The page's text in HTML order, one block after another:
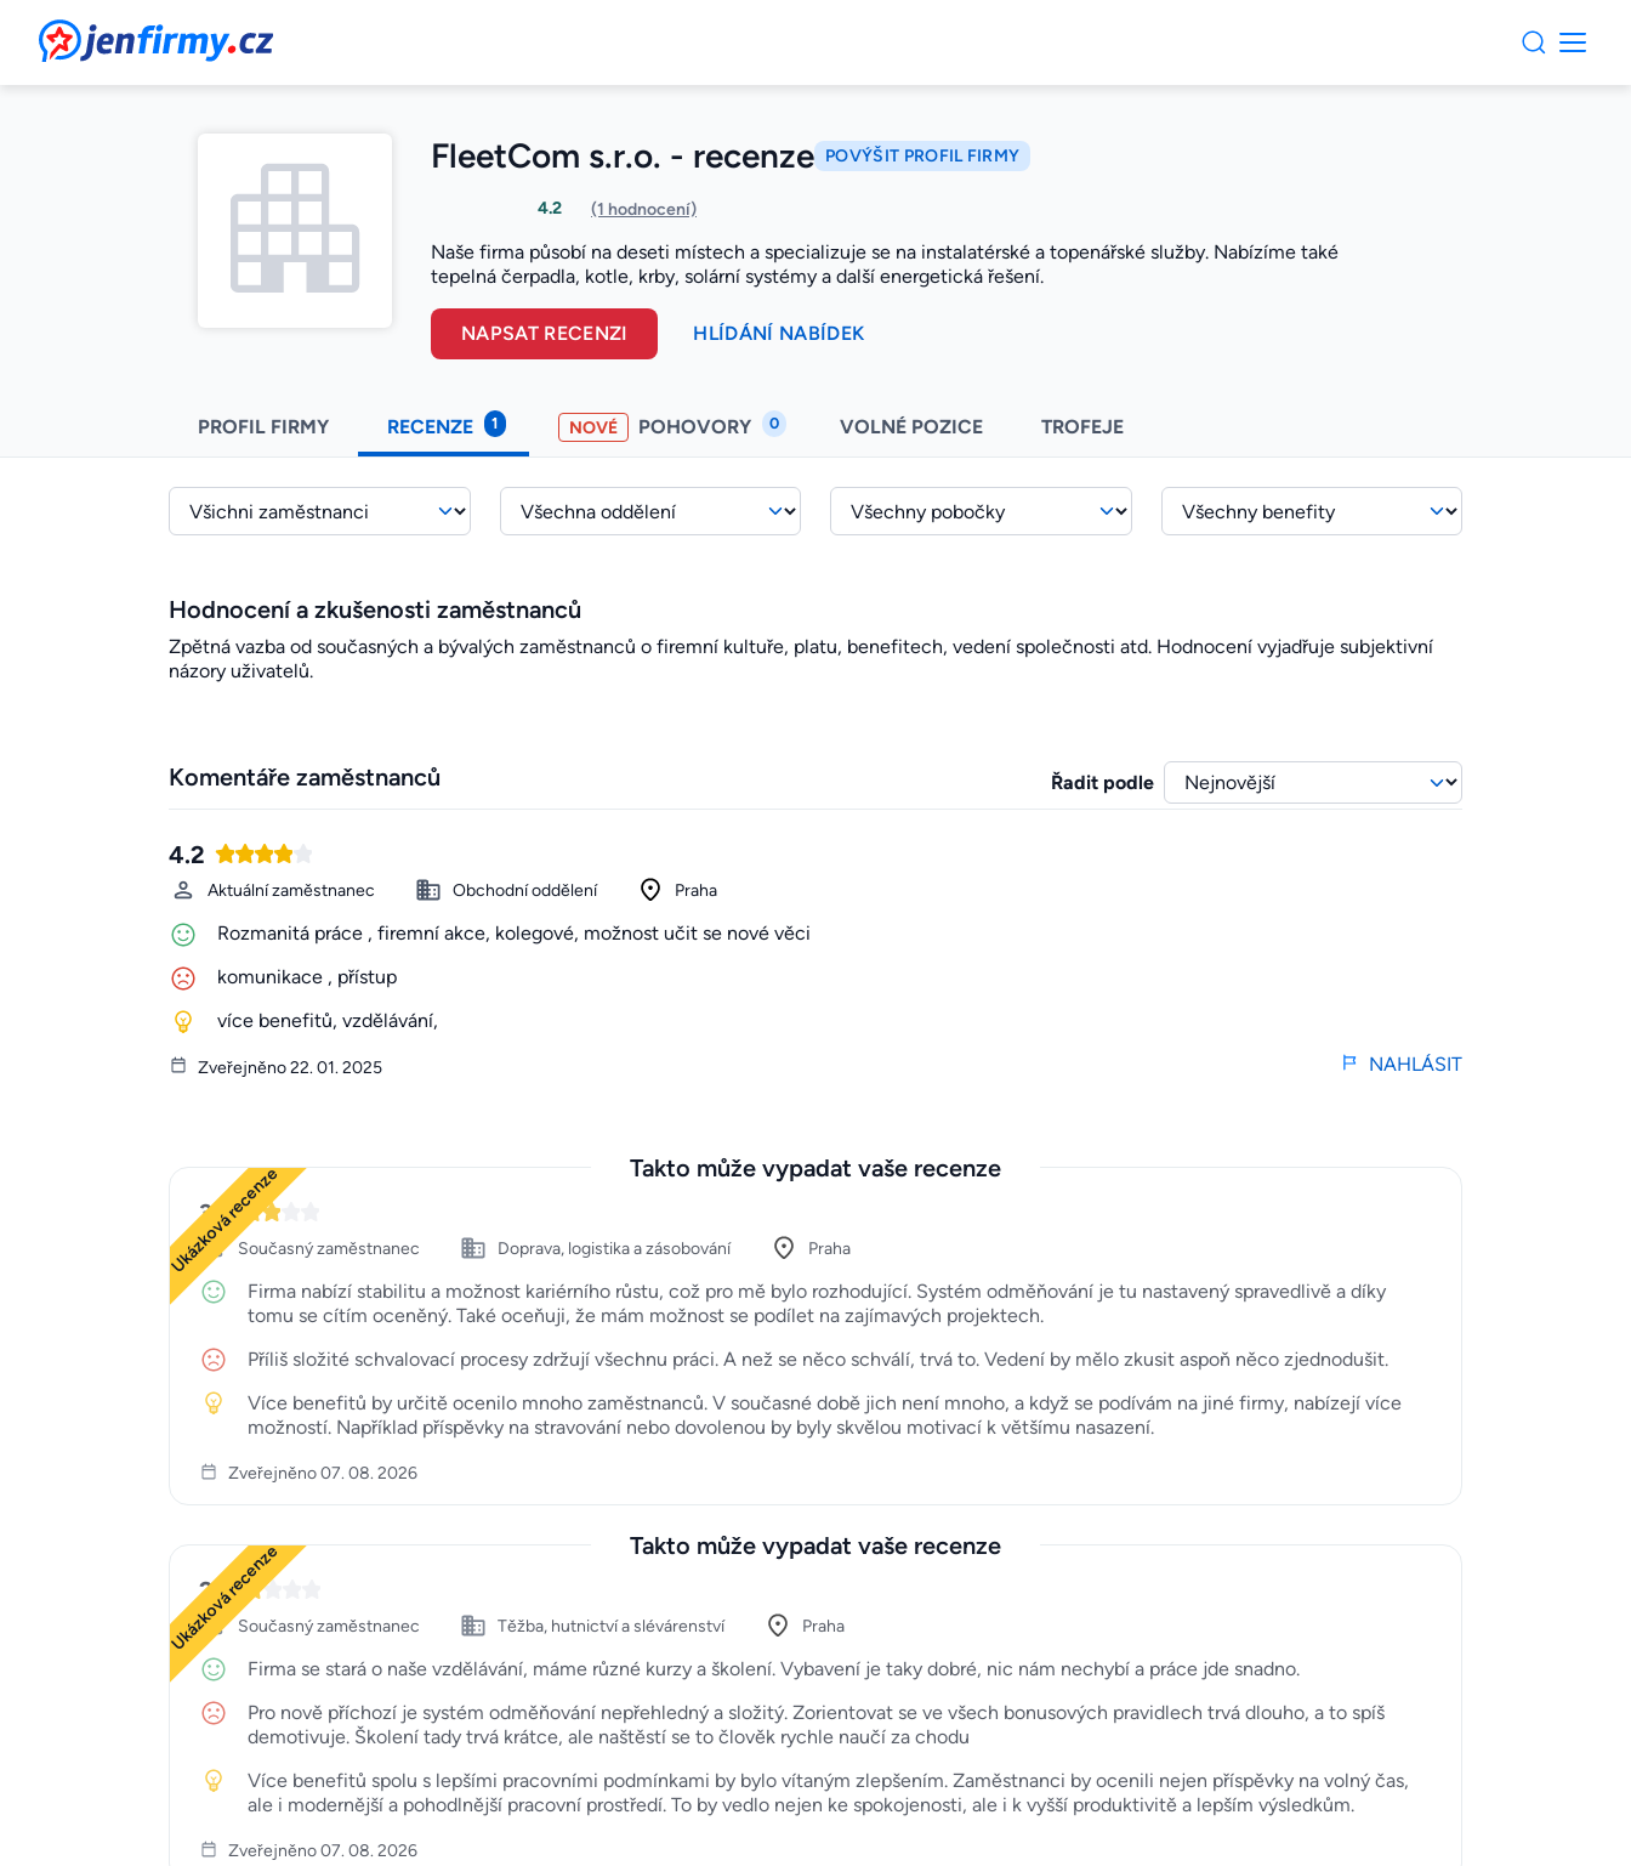
JenFirmy.cz
FleetCom s.r.o. - recenze POVÝŠIT PROFIL FIRMY
4.2 (1 hodnocení)
Naše firma působí na deseti místech a specializuje se na instalatérské a topenářské služby. Nabízíme také
tepelná čerpadla, kotle, krby, solární systémy a další energetická řešení.
NAPSAT RECENZI HLÍDÁNÍ NABÍDEK
PROFIL FIRMY RECENZE 1 NOVÉ POHOVORY 0 VOLNÉ POZICE TROFEJE
Hodnocení a zkušenosti zaměstnanců
Zpětná vazba od současných a bývalých zaměstnanců o firemní kultuře, platu, benefitech, vedení společnosti atd. Hodnocení vyjadřuje subjektivní
názory uživatelů.
Komentáře zaměstnanců Řadit podle
4.2
Aktuální zaměstnanec Obchodní oddělení Praha
Rozmanitá práce , firemní akce, kolegové, možnost učit se nové věci
komunikace , přístup
více benefitů, vzdělávání,
Zveřejněno 22. 01. 2025 NAHLÁSIT
Takto může vypadat vaše recenze
Ukázková recenze
3
Současný zaměstnanec Doprava, logistika a zásobování Praha
Firma nabízí stabilitu a možnost kariérního růstu, což pro mě bylo rozhodující. Systém odměňování je tu nastavený spravedlivě a díky
tomu se cítím oceněný. Také oceňuji, že mám možnost se podílet na zajímavých projektech.
Příliš složité schvalovací procesy zdržují všechnu práci. A než se něco schválí, trvá to. Vedení by mělo zkusit aspoň něco zjednodušit.
Více benefitů by určitě ocenilo mnoho zaměstnanců. V současné době jich není mnoho, a když se podívám na jiné firmy, nabízejí více
možností. Například příspěvky na stravování nebo dovolenou by byly skvělou motivací k většímu nasazení.
Zveřejněno 07. 08. 2026
Takto může vypadat vaše recenze
Ukázková recenze
2
Současný zaměstnanec Těžba, hutnictví a slévárenství Praha
Firma se stará o naše vzdělávání, máme různé kurzy a školení. Vybavení je taky dobré, nic nám nechybí a práce jde snadno.
Pro nově příchozí je systém odměňování nepřehledný a složitý. Zorientovat se ve všech bonusových pravidlech trvá dlouho, a to spíš
demotivuje. Školení tady trvá krátce, ale naštěstí se to člověk rychle naučí za chodu
Více benefitů spolu s lepšími pracovními podmínkami by bylo vítaným zlepšením. Zaměstnanci by ocenili nejen příspěvky na volný čas,
ale i modernější a pohodlnější pracovní prostředí. To by vedlo nejen ke spokojenosti, ale i k vyšší produktivitě a lepším výsledkům.
Zveřejněno 07. 08. 2026